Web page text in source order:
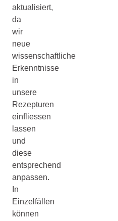
aktualisiert,
da
wir
neue
wissenschaftliche
Erkenntnisse
in
unsere
Rezepturen
einfliessen
lassen
und
diese
entsprechend
anpassen.
In
Einzelfällen
können